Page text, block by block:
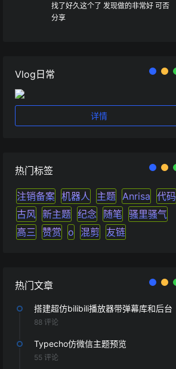
找了好久这个了 发现做的非常好 可否
分享
Vlog日常
详情
热门标签
注销备案 机器人 主题 Anrisa 代码
古风 新主题 纪念 随笔 骚里骚气
高三
赞赏 o 混剪 友链
热门文章
搭建超仿bilibili播放器带弹幕库和后台
88 评论
Typecho仿微信主题预览
55 评论